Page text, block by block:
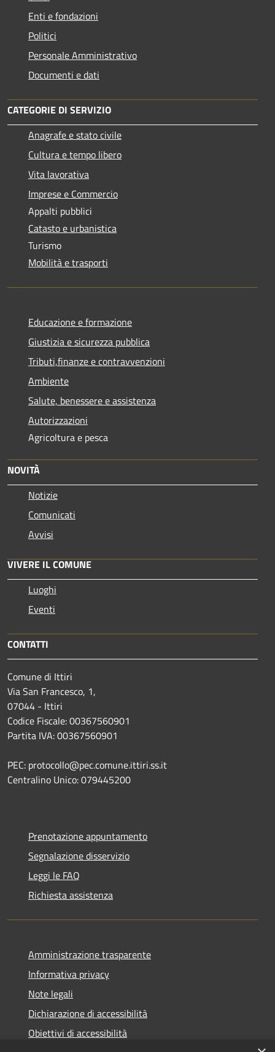
Enti e fondazioni
Politici
Personale Amministrativo
Documenti e dati
CATEGORIE DI SERVIZIO
Anagrafe e stato civile
Cultura e tempo libero
Vita lavorativa
Imprese e Commercio
Appalti pubblici
Catasto e urbanistica
Turismo
Mobilità e trasporti
Educazione e formazione
Giustizia e sicurezza pubblica
Tributi,finanze e contravvenzioni
Ambiente
Salute, benessere e assistenza
Autorizzazioni
Agricoltura e pesca
NOVITÀ
Notizie
Comunicati
Avvisi
VIVERE IL COMUNE
Luoghi
Eventi
CONTATTI
Comune di Ittiri
Via San Francesco, 1,
07044 - Ittiri
Codice Fiscale: 00367560901
Partita IVA: 00367560901
PEC: protocollo@pec.comune.ittiri.ss.it
Centralino Unico: 079445200
Prenotazione appuntamento
Segnalazione disservizio
Leggi le FAQ
Richiesta assistenza
Amministrazione trasparente
Informativa privacy
Note legali
Dichiarazione di accessibilità
Obiettivi di accessibilità